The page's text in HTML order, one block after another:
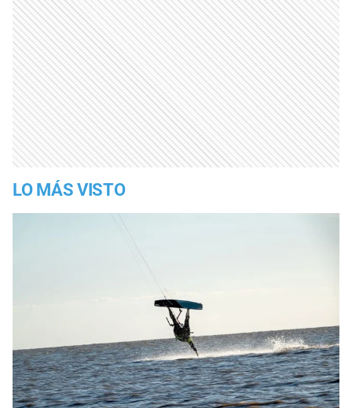
LO MÁS VISTO